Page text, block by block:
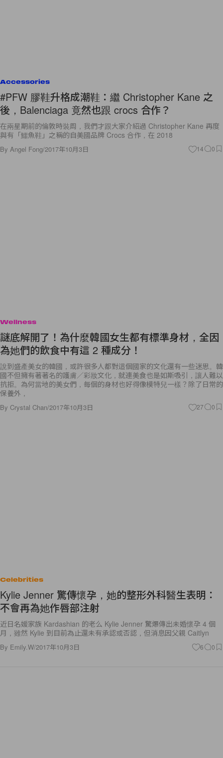
Accessories
#PFW 膠鞋升格成潮鞋：繼 Christopher Kane 之
後，Balenciaga 竟然也跟 crocs 合作？
在兩星期前的倫敦時裝周，我們才跟大家介紹過 Christopher Kane 再度
與有「鱷魚鞋」之稱的自美國品牌 Crocs 合作，在 2018
By Angel Fong/2017年10月3日 14 0
Wellness
謎底解開了！為什麼韓國女生都有標準身材，全因
為她們的飲食中有這 2 種成分！
說到盛產美女的韓國，或許很多人都對這個國家的文化還有一些迷思。韓
國不但擁有著著名的護膚／彩妝文化，就連美食也是如斯吸引，讓人難以
抗拒。為何當地的美女們，每個的身材也好得像模特兒一樣？除了日常的
保養外，
By Crystal Chan/2017年10月3日 27 0
Celebrities
Kylie Jenner 驚傳懷孕，她的整形外科醫生表明：
不會再為她作唇部注射
近日名媛家族 Kardashian 的老么 Kylie Jenner 驚爆傳出未婚懷孕 4 個
月，雖然 Kylie 到目前為止還未有承認或否認，但消息因父親 Caitlyn
By Emily.W/2017年10月3日 6 0